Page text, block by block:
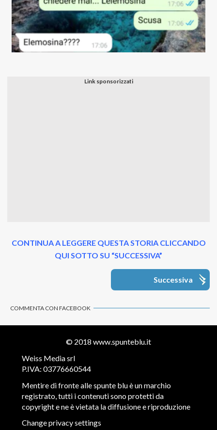
CONTINUA A LEGGERE QUESTA STORIA CLICCANDO
QUI SOTTO SU “SUCCESSIVA”
Successiva
COMMENTA CON FACEBOOK
© 2018 www.spunteblu.it
Weiss Media srl
P.IVA: 03776660544
Mentire di fronte alle spunte blu è un marchio
registrato, tutti i contenuti sono protetti da
copyright e ne è vietata la diffusione e riproduzione
Change privacy settings